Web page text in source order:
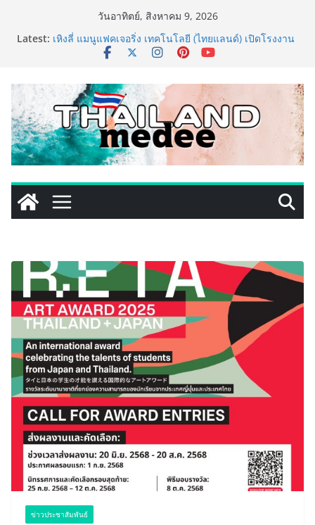
วันอาทิตย์, สิงหาคม 9, 2026
Latest: เหิงลี่ แมนูแฟคเจอริ่ง เทคโนโลยี (ไทยแลนด์) เปิดโรงงาน
แห่งใหม่ในชลบุรี เดินหน้าขยายฐานการผลิตสู่เอเชียตะวัน
LORDNINE จัดศึกคนดังสายเกม ไทย ปะทะ ฟิลิปปินส์ ใน
“Rise of the Tenth Lord” เปิดสงครามกิลด์ข้ามประเทศ
ฉลองเซิร์ฟเวอร์ใหม่ เฮเลนา
PIPPER STANDARD® เปิดตัวแชมพูอาบน้ำ และ โฟมอาบ
แห้งสัตว์เลี้ยง ชูนวัตกรรมพลังธรรมชาติ “Zero-Residue”
เลียขนได้ ปลอดภัย ไร้สารตกค้าง
เริ่มแล้ว! อ.ต.ก.แฟร์ 4 ภาค @ภาคกลาง “มนต์เสน่ห์เกษตร
ไทย สู่ใจกลางมหานคร” ชวนชิม ช้อป สินค้าเกษตร
คุณภาพจากทั่วไทย วันนี้ – 8 สิงหาคมนี้ ณ ลานคนเมือง
ททท. ประกาศความสำเร็จ Village to the World Season
5 ผนึก 9 พันธมิตร ขับเคลื่อน ESG Tourism สืบสานพระ
ข่าวประชาสัมพันธ์